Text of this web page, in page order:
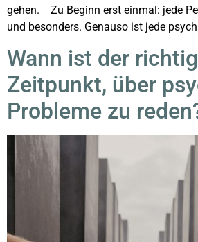
gehen. Zu Beginn erst einmal: jede
und besonders. Genauso ist jede
Wann ist der
Zeitpunkt, über
Probleme zu